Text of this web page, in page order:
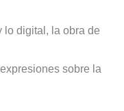
lo digital, la obra de
sobre la